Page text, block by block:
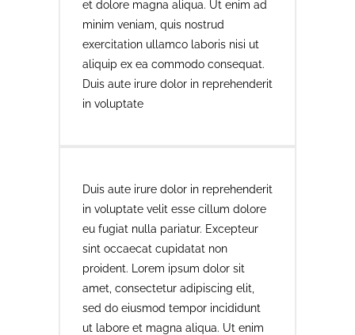
et dolore magna aliqua. Ut enim ad
minim veniam, quis nostrud
exercitation ullamco laboris nisi ut
aliquip ex ea commodo consequat.
Duis aute irure dolor in reprehenderit
in voluptate
Duis aute irure dolor in reprehenderit
in voluptate velit esse cillum dolore
eu fugiat nulla pariatur. Excepteur
sint occaecat cupidatat non
proident. Lorem ipsum dolor sit
amet, consectetur adipiscing elit,
sed do eiusmod tempor incididunt
ut labore et magna aliqua. Ut enim